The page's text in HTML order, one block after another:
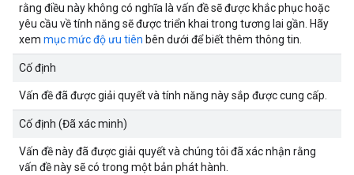
rằng điều này không có nghĩa là vấn đề sẽ được khắc phục hoặc
yêu cầu về tính năng sẽ được triển khai trong tương lai gần. Hãy
xem mục mức độ ưu tiên bên dưới để biết thêm thông tin.
Cố định
Vấn đề đã được giải quyết và tính năng này sắp được cung cấp.
Cố định (Đã xác minh)
Vấn đề này đã được giải quyết và chúng tôi đã xác nhận rằng
vấn đề này sẽ có trong một bản phát hành.